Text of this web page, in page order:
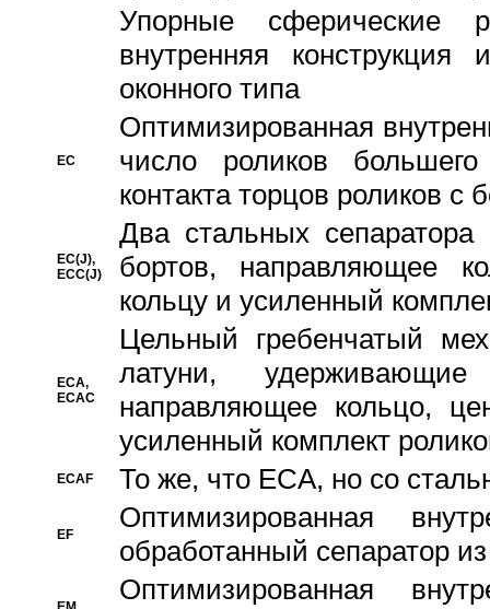
Упорные сферические
внутренняя
оконного типа
EC
Oптимизированная
число роликов
контакта торцов роликов с
EC(J),
ECC(J)
Два стальных сепаратора
бортов, направляющее
кольцу и усиленный
ECA,
ECAC
Цельный гребенчатый
латуни,
направляющее кольцо,
усиленный комплект
ECAF То же, что ECA, но со
EF
Оптимизированная
обработанный сепаратор
Оптимизированная